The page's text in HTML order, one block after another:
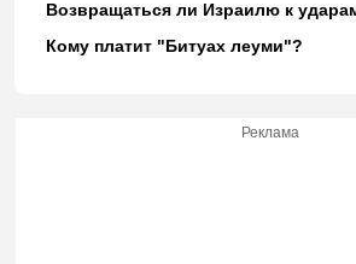
Возвращаться ли Израилю к
Кому платит "Битуах леуми"?
Реклама